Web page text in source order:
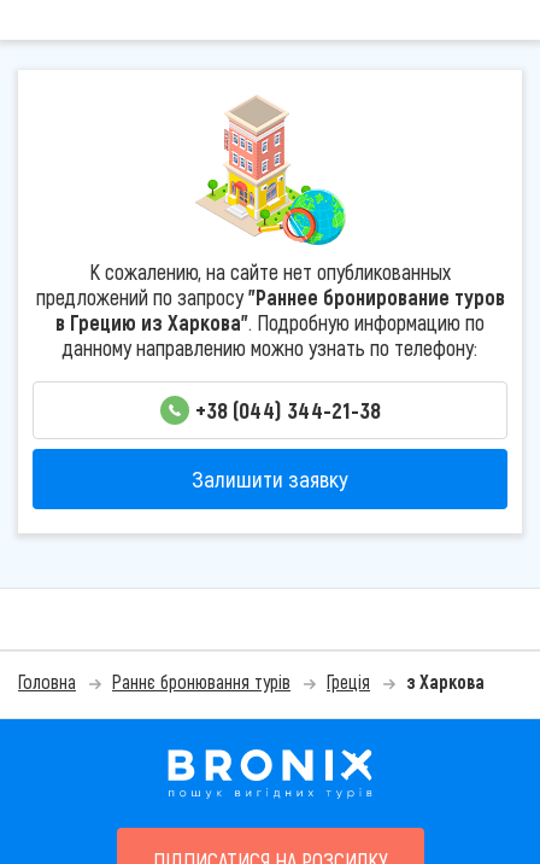
К сожалению, на сайте нет опубликованных
предложений по запросу"Раннее бронирование туров
в Грецию из Харкова". Подробную информацию по
данному направлению можно узнать по телефону:
+38 (044) 344-21-38
Залишити заявку
Головна Раннє бронювання турів Греція з Харкова